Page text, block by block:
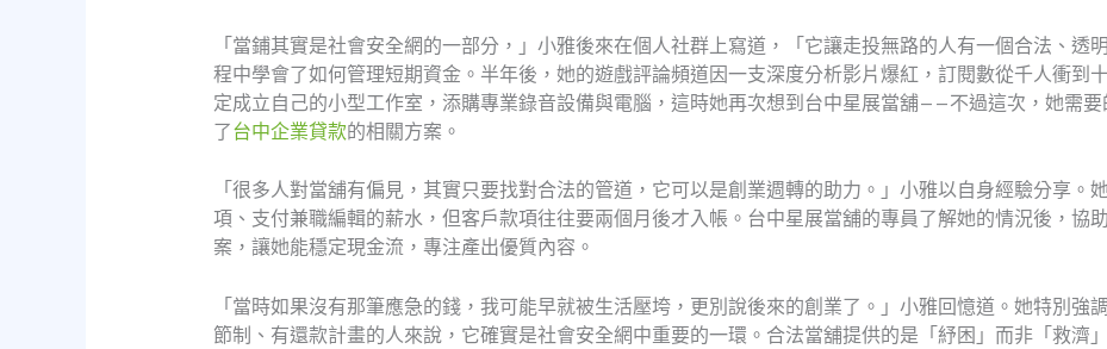
「當鋪其實是社會安全網的一部分，」小雅後來在個人社群上寫道，「它讓走投無路的人有一個合法、透
程中學會了如何管理短期資金。半年後，她的遊戲評論頻道因一支深度分析影片爆紅，訂閱數從千人衝到
定成立自己的小型工作室，添購專業錄音設備與電腦，這時她再次想到台中星展當舖——不過這次，她需
了台中企業貸款的相關方案。
「很多人對當舖有偏見，其實只要找對合法的管道，它可以是創業週轉的助力。」小雅以自身經驗分享。
項、支付兼職編輯的薪水，但客戶款項往往要兩個月後才入帳。台中星展當舖的專員了解她的情況後，協
案，讓她能穩定現金流，專注產出優質內容。
「當時如果沒有那筆應急的錢，我可能早就被生活壓垮，更別說後來的創業了。」小雅回憶道。她特別強
節制、有還款計畫的人來說，它確實是社會安全網中重要的一環。合法當舖提供的是「紓困」而非「救濟